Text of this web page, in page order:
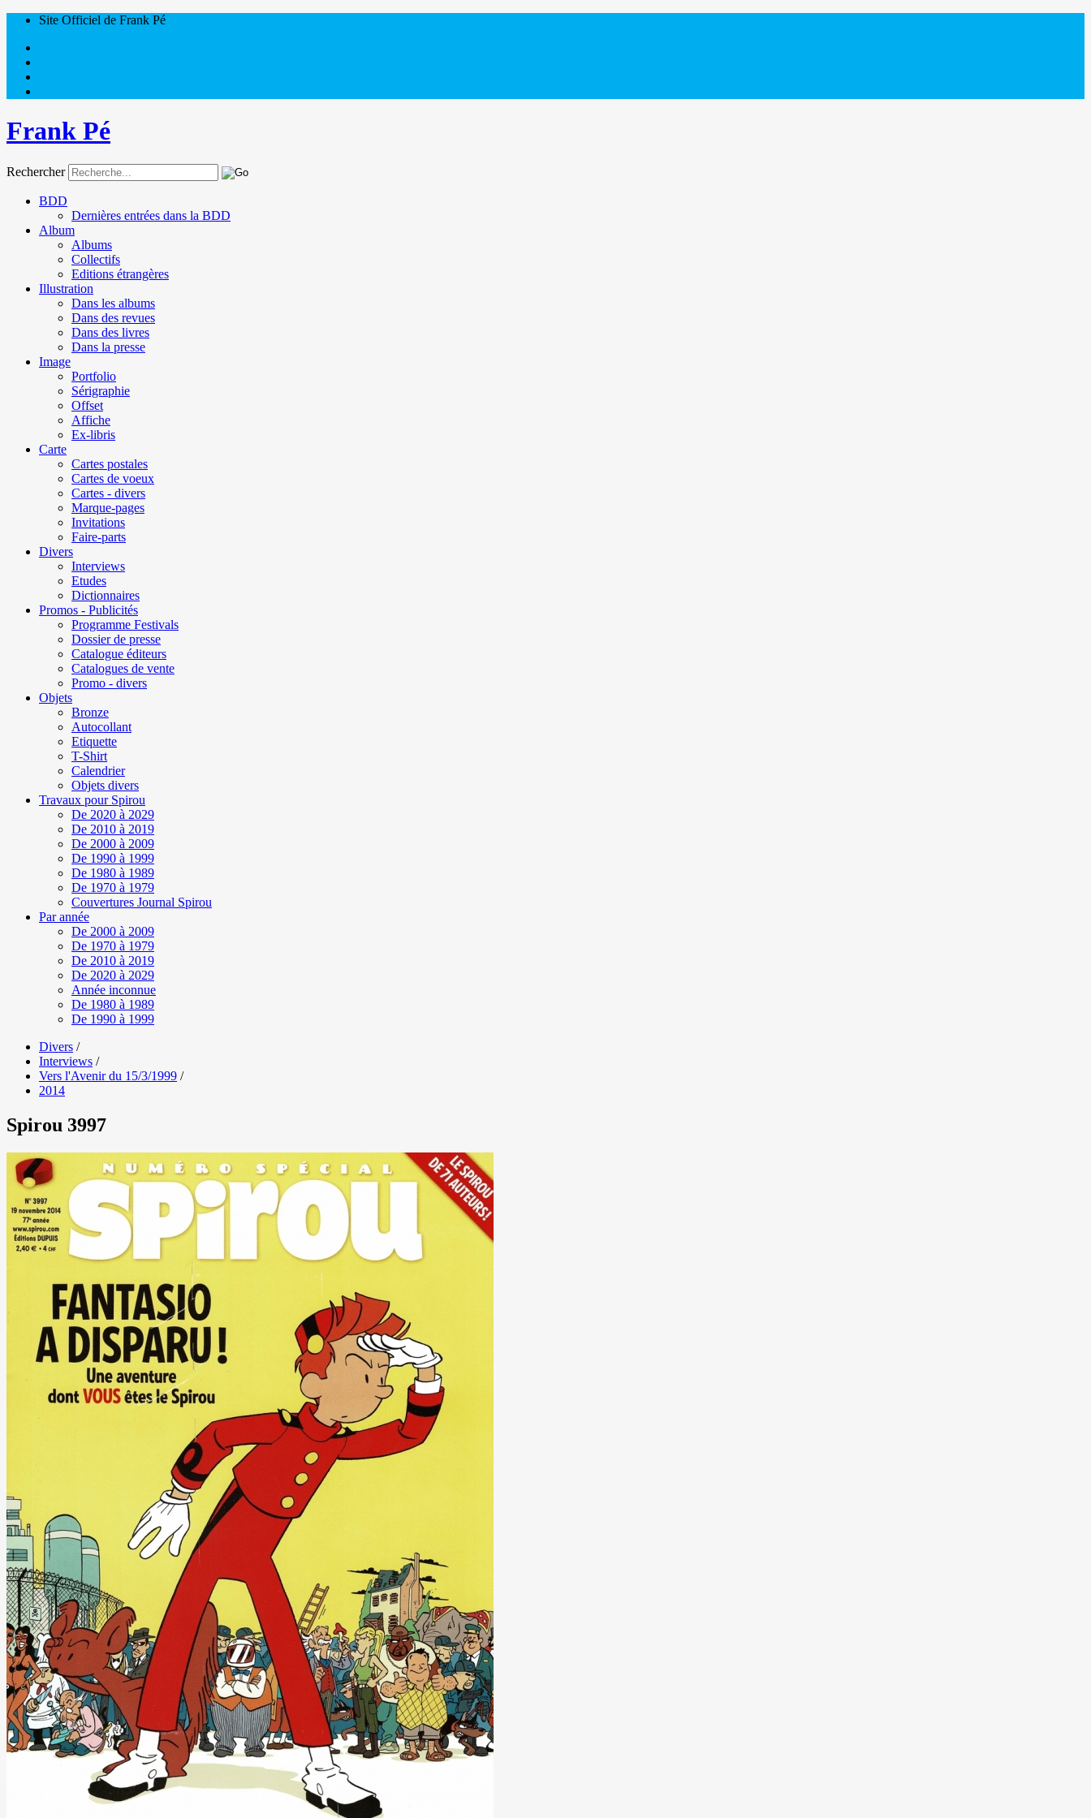
Site Officiel de Frank Pé
Frank Pé
Rechercher
BDD
Dernières entrées dans la BDD
Album
Albums
Collectifs
Editions étrangères
Illustration
Dans les albums
Dans des revues
Dans des livres
Dans la presse
Image
Portfolio
Sérigraphie
Offset
Affiche
Ex-libris
Carte
Cartes postales
Cartes de voeux
Cartes - divers
Marque-pages
Invitations
Faire-parts
Divers
Interviews
Etudes
Dictionnaires
Promos - Publicités
Programme Festivals
Dossier de presse
Catalogue éditeurs
Catalogues de vente
Promo - divers
Objets
Bronze
Autocollant
Etiquette
T-Shirt
Calendrier
Objets divers
Travaux pour Spirou
De 2020 à 2029
De 2010 à 2019
De 2000 à 2009
De 1990 à 1999
De 1980 à 1989
De 1970 à 1979
Couvertures Journal Spirou
Par année
De 2000 à 2009
De 1970 à 1979
De 2010 à 2019
De 2020 à 2029
Année inconnue
De 1980 à 1989
De 1990 à 1999
Divers /
Interviews /
Vers l'Avenir du 15/3/1999 /
2014
Spirou 3997